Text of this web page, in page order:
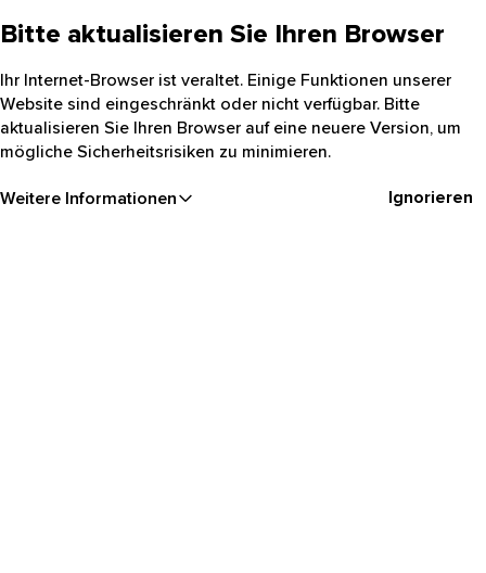
Bitte aktualisieren Sie Ihren Browser
Ihr Internet-Browser ist veraltet. Einige Funktionen unserer
Website sind eingeschränkt oder nicht verfügbar. Bitte
aktualisieren Sie Ihren Browser auf eine neuere Version, um
mögliche Sicherheitsrisiken zu minimieren.
Weitere Informationen Ignorieren